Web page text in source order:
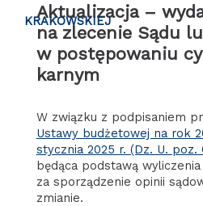
KRAKOWSKIEJ
Aktualizacja –
na zlecenie Sądu
w postępowaniu
karnym
W związku z podpisaniem
Ustawy budżetowej na rok
stycznia 2025 r. (Dz. U. poz.
będąca podstawą
za sporządzenie opinii
zmianie.